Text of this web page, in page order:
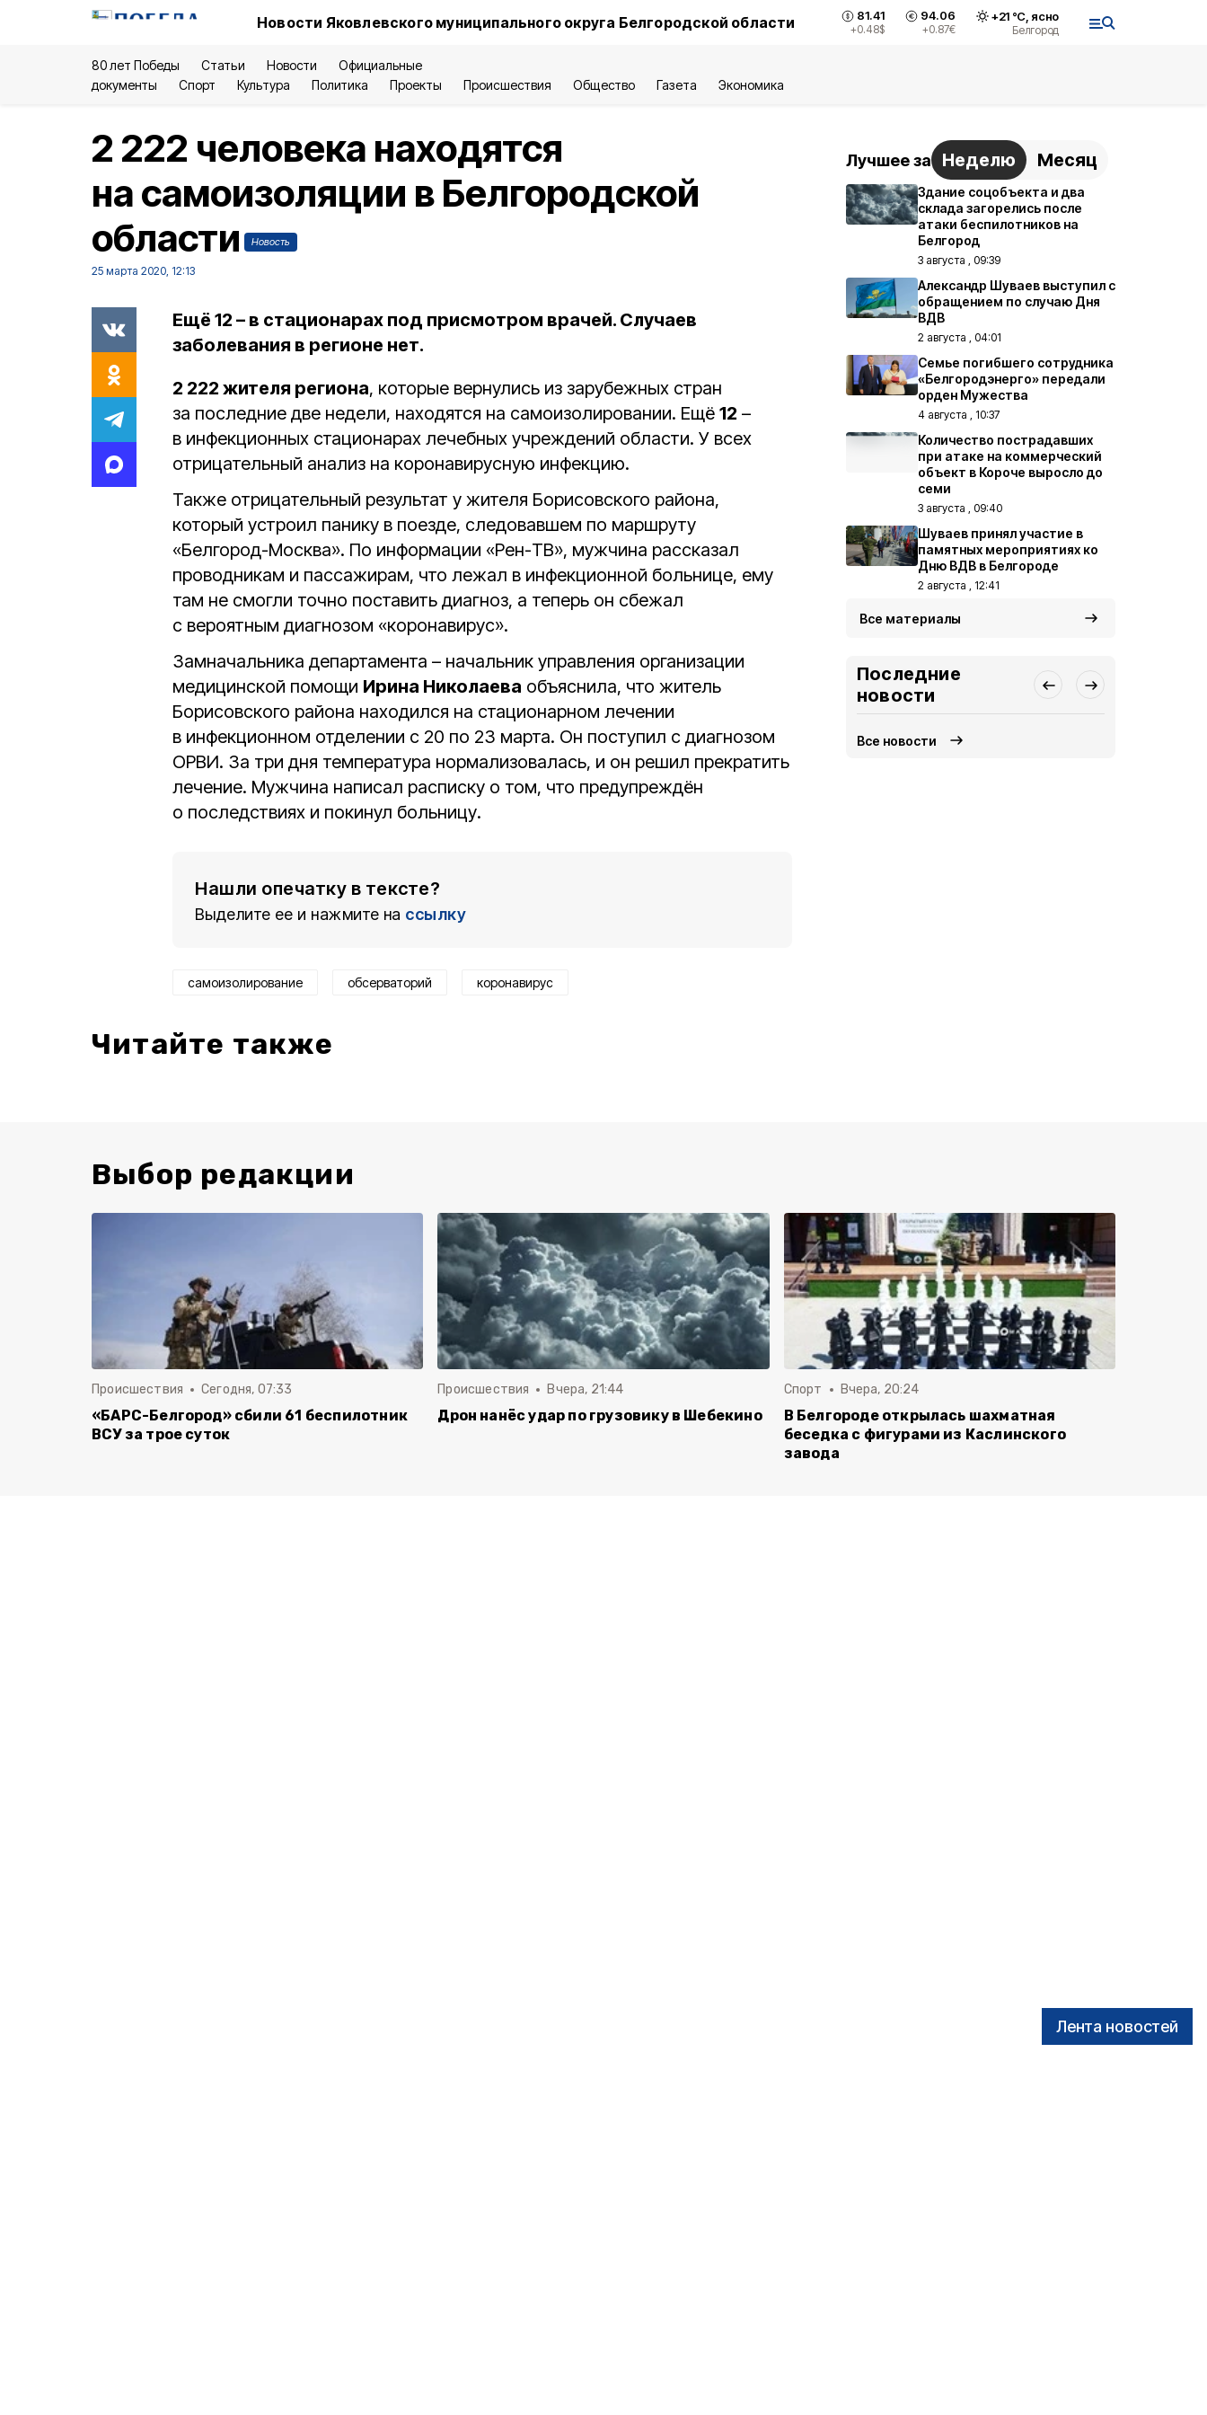
Новости Яковлевского муниципального округа Белгородской области 81.41
+0.48$
94.06
+0.87€
+21°С, ясно
Белгород
80 лет Победы Статьи Новости
Официальные
документы
Спорт Культура Политика Проекты Происшествия Общество Газета Экономика
Лента новостей
2 222 человека находятся
на самоизоляции в Белгородской
области
Новость
25 марта 2020, 12:13
Ещё 12 – в стационарах под присмотром врачей. Случаев
заболевания в регионе нет.
2 222 жителя региона, которые вернулись из зарубежных стран
за последние две недели, находятся на самоизолировании. Ещё 12 –
в инфекционных стационарах лечебных учреждений области. У всех
отрицательный анализ на коронавирусную инфекцию.
Также отрицательный результат у жителя Борисовского района,
который устроил панику в поезде, следовавшем по маршруту
«Белгород-Москва». По информации «Рен-ТВ», мужчина рассказал
проводникам и пассажирам, что лежал в инфекционной больнице, ему
там не смогли точно поставить диагноз, а теперь он сбежал
с вероятным диагнозом «коронавирус».
Замначальника департамента – начальник управления организации
медицинской помощи Ирина Николаева объяснила, что житель
Борисовского района находился на стационарном лечении
в инфекционном отделении с 20 по 23 марта. Он поступил с диагнозом
ОРВИ. За три дня температура нормализовалась, и он решил прекратить
лечение. Мужчина написал расписку о том, что предупреждён
о последствиях и покинул больницу.
Нашли опечатку в тексте?
Выделите ее и нажмите на ссылку
самоизолирование обсерваторий коронавирус
Читайте также
Лучшее за Неделю Месяц
Здание соцобъекта и два
склада загорелись после
атаки беспилотников на
Белгород
3 августа , 09:39
Александр Шуваев выступил с
обращением по случаю Дня
ВДВ
2 августа , 04:01
Семье погибшего сотрудника
«Белгородэнерго» передали
орден Мужества
4 августа , 10:37
Количество пострадавших
при атаке на коммерческий
объект в Короче выросло до
семи
3 августа , 09:40
Шуваев принял участие в
памятных мероприятиях ко
Дню ВДВ в Белгороде
2 августа , 12:41
Все материалы
Последние
новости
Все новости
Выбор редакции
Происшествия Сегодня, 07:33
«БАРС-Белгород» сбили 61 беспилотник
ВСУ за трое суток
Происшествия Вчера, 21:44
Дрон нанёс удар по грузовику в Шебекино
Спорт Вчера, 20:24
В Белгороде открылась шахматная
беседка с фигурами из Каслинского
завода